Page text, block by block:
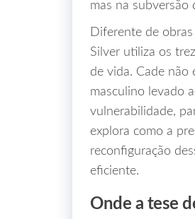
mas na subversão
Diferente de
Silver utiliza os
de vida. Cade não
masculino levado
vulnerabilidade,
explora como a
reconfiguração
eficiente.
Onde a tese